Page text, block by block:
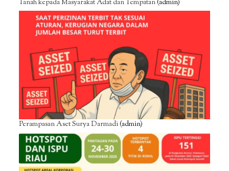
Tanah kepada Masyarakat Adat dan Tempatan(admin)
Perampasan Aset Surya Darmadi(admin)